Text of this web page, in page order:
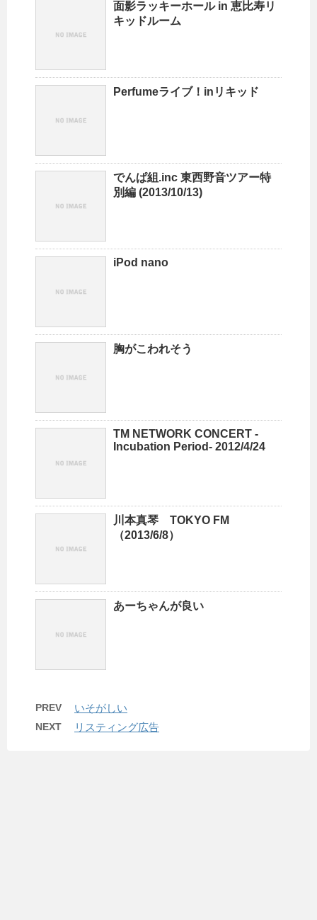
面影ラッキーホール in 恵比寿リ
キッドルーム
Perfumeライブ！inリキッド
でんぱ組.inc 東西野音ツアー特
別編 (2013/10/13)
iPod nano
胸がこわれそう
TM NETWORK CONCERT -
Incubation Period- 2012/4/24
川本真琴 TOKYO FM
（2013/6/8）
あーちゃんが良い
PREV いそがしい
NEXT リスティング広告